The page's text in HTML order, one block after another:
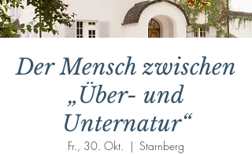
Der Mensch zwischen
„Über- und
Unternatur“
Fr., 30. Okt.
  |
Starnberg